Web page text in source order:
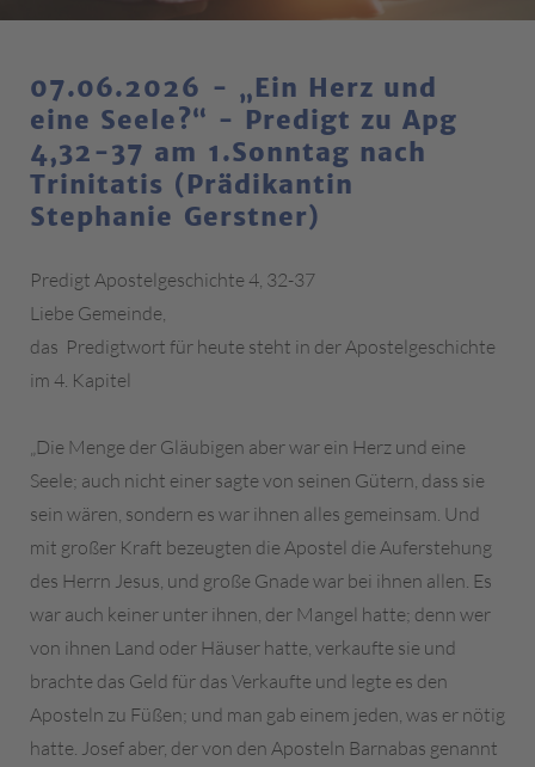
07.06.2026 - „Ein Herz und
eine Seele?“ - Predigt zu Apg
4,32-37 am 1.Sonntag nach
Trinitatis (Prädikantin
Stephanie Gerstner)
Predigt Apostelgeschichte 4, 32-37
Liebe Gemeinde,
das Predigtwort für heute steht in der Apostelgeschichte
im 4. Kapitel
„Die Menge der Gläubigen aber war ein Herz und eine
Seele; auch nicht einer sagte von seinen Gütern, dass sie
sein wären, sondern es war ihnen alles gemeinsam. Und
mit großer Kraft bezeugten die Apostel die Auferstehung
des Herrn Jesus, und große Gnade war bei ihnen allen. Es
war auch keiner unter ihnen, der Mangel hatte; denn wer
von ihnen Land oder Häuser hatte, verkaufte sie und
brachte das Geld für das Verkaufte und legte es den
Aposteln zu Füßen; und man gab einem jeden, was er nötig
hatte. Josef aber, der von den Aposteln Barnabas genannt